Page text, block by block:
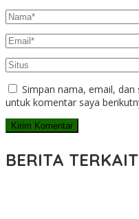
Simpan nama, email,
untuk komentar saya
BERITA TERKAIT